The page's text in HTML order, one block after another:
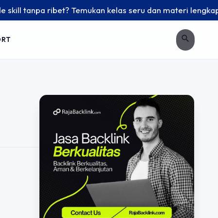
tanpa ribet? Temukan kelas seru dan materi lengkap
search